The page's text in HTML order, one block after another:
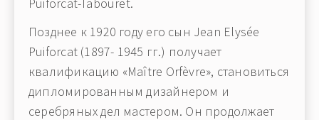
Позднее к 1920 году его сын Jean Elysée
Puiforcat (1897- 1945 гг.) получает
квалификацию «Maître Orfèvre», становиться
дипломированным дизайнером и
серебряных дел мастером. Он продолжает